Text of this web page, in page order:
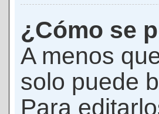
¿Cómo se
A menos
solo puede
Para